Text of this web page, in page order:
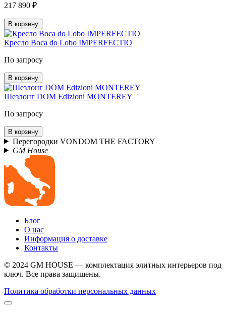
217 890 ₽
В корзину
Кресло Boca do Lobo IMPERFECTIO
По запросу
В корзину
Шезлонг DOM Edizioni MONTEREY
По запросу
В корзину
Перегородки VONDOM THE FACTORY
GM House
Блог
О нас
Информация о доставке
Контакты
© 2024 GM HOUSE — комплектация элитных интерьеров под
ключ. Все права защищены.
Политика обработки персональных данных